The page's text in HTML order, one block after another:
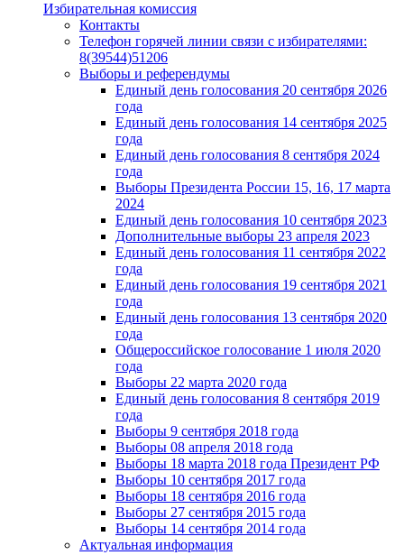
Избирательная комиссия
Контакты
Телефон горячей линии связи с избирателями:
8(39544)51206
Выборы и референдумы
Единый день голосования 20 сентября 2026
года
Единый день голосования 14 сентября 2025
года
Единый день голосования 8 сентября 2024
года
Выборы Президента России 15, 16, 17 марта
2024
Единый день голосования 10 сентября 2023
Дополнительные выборы 23 апреля 2023
Единый день голосования 11 сентября 2022
года
Единый день голосования 19 сентября 2021
года
Единый день голосования 13 сентября 2020
года
Общероссийское голосование 1 июля 2020
года
Выборы 22 марта 2020 года
Единый день голосования 8 сентября 2019
года
Выборы 9 сентября 2018 года
Выборы 08 апреля 2018 года
Выборы 18 марта 2018 года Президент РФ
Выборы 10 сентября 2017 года
Выборы 18 сентября 2016 года
Выборы 27 сентября 2015 года
Выборы 14 сентября 2014 года
Актуальная информация